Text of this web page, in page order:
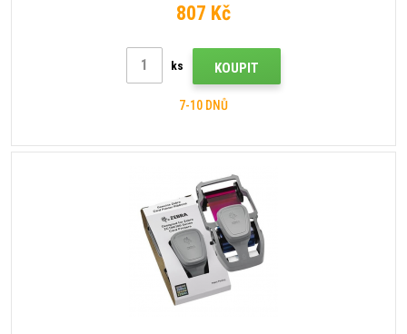
807 Kč
ks KOUPIT
7-10 DNŮ